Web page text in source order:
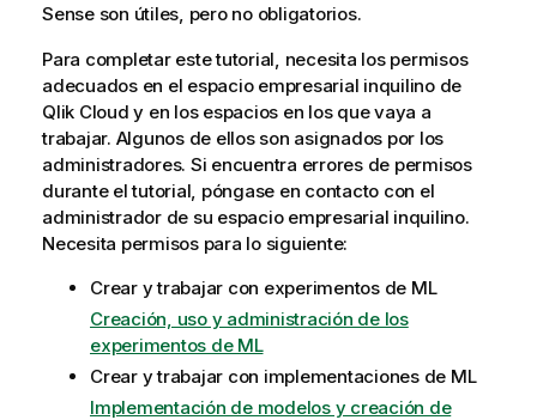
Senseson útiles, pero no obligatorios.
Para completar este tutorial, necesita los permisos
adecuados en el espacio empresarial inquilino de
Qlik Cloud y en los espacios en los que vaya a
trabajar. Algunos de ellos son asignados por los
administradores. Si encuentra errores de permisos
durante el tutorial, póngase en contacto con el
administrador de su espacio empresarial inquilino.
Necesita permisos para lo siguiente:
Crear y trabajar con experimentos de ML
Creación, uso y administración de los
experimentos de ML
Crear y trabajar con implementaciones de ML
Implementación de modelos y creación de